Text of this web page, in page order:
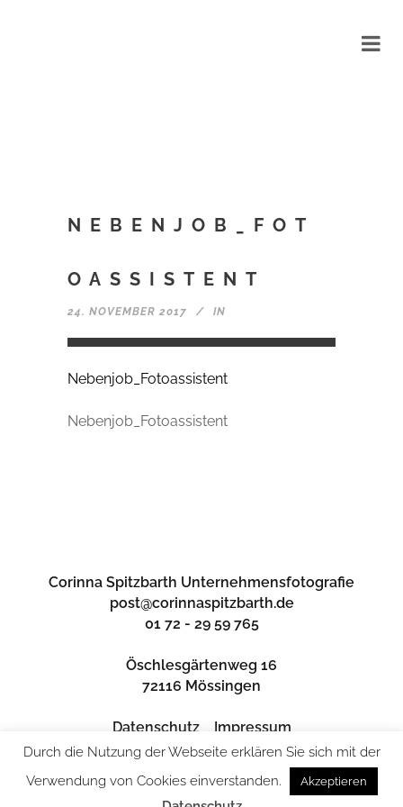
NEBENJOB_FOT
OASSISTENT
24. NOVEMBER 2017 IN
Nebenjob_Fotoassistent
Nebenjob_Fotoassistent
Corinna Spitzbarth Unternehmensfotografie
post@corinnaspitzbarth.de
01 72 - 29 59 765
Öschlesgärtenweg 16
72116 Mössingen
Datenschutz Impressum
Durch die Nutzung der Webseite erklären Sie sich mit der
Verwendung von Cookies einverstanden.
Akzeptieren